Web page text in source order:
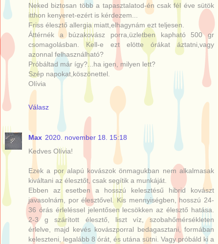
Neked biztosan több a tapasztalatod-én csak fél éve sütök
itthon kenyeret-ezért is kérdezem...
Friss élesztő allergia miatt,elhagynám ezt teljesen.
Áttérnék a búzakovász porra,üzletben kapható 500 gr
csomagolásban. Kell-e ezt elötte órákat áztatni,vagy
azonnal felhasználható?
Próbáltad már így?...ha igen, milyen lett?
Szép napokat,köszönettel.
Olívia
Válasz
Max 2020. november 18. 15:18
Kedves Olívia!
Ezek a por alapú kovászok önmagukban nem alkalmasak
kiváltani az élesztőt, csak segítik a munkáját.
Ebben az esetben a hosszú kelesztésű hibrid kovászt
javasolnám, por élesztővel. Kis mennyiségben, hosszú 24-
36 órás érleléssel jelentősen lecsökken az élesztő hatása.
2-3 g szárított élesztő, liszt víz, szobahőmérsékleten
érlelve, majd kevés kovászporral bedagasztani, formában
keleszteni, legalább 8 órát, és utána sütni. Vagy próbáld ki a